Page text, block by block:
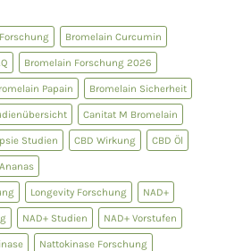
Bromelain Curcumin
Bromelain Forschung 2026
Papain Bromelain Sicherheit
Canitat M Bromelain
Studien CBD Wirkung CBD Öl
Longevity Forschung NAD+
NAD+ Studien NAD+ Vorstufen
Nattokinase Forschung